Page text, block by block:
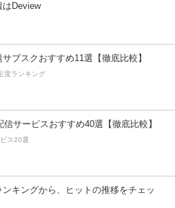
はDeview
ブスクおすすめ11選【徹底比較】
度ランキング
信サービスおすすめ40選【徹底比較】
ス20選
キングから、ヒットの推移をチェッ